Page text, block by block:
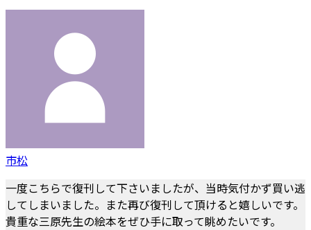
市松
一度こちらで復刊して下さいましたが、当時気付かず買い逃
してしまいました。また再び復刊して頂けると嬉しいです。
貴重な三原先生の絵本をぜひ手に取って眺めたいです。